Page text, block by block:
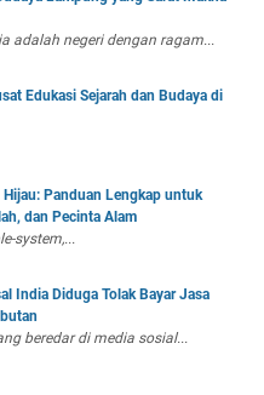
adalah negeri dengan ragam...
Edukasi Sejarah dan Budaya di
Hijau: Panduan Lengkap untuk
dan Pecinta Alam
system,...
India Diduga Tolak Bayar Jasa
beredar di media sosial...